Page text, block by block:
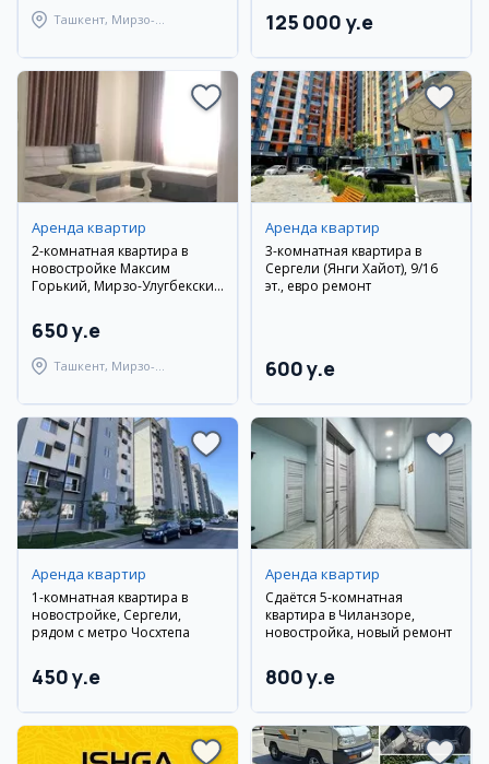
Ташкент, Мирзо-
125 000 y.e
Аренда квартир
2-комнатная квартира в
новостройке Максим
Горький, Мирзо-Улугбекский
650 y.e
Ташкент, Мирзо-
Аренда квартир
3-комнатная квартира в
Сергели (Янги Хайот), 9/16
эт., евро ремонт
600 y.e
Аренда квартир
1-комнатная квартира в
новостройке, Сергели,
рядом с метро Чосхтепа
450 y.e
Аренда квартир
Сдаётся 5-комнатная
квартира в Чиланзоре,
новостройка, новый ремонт
800 y.e